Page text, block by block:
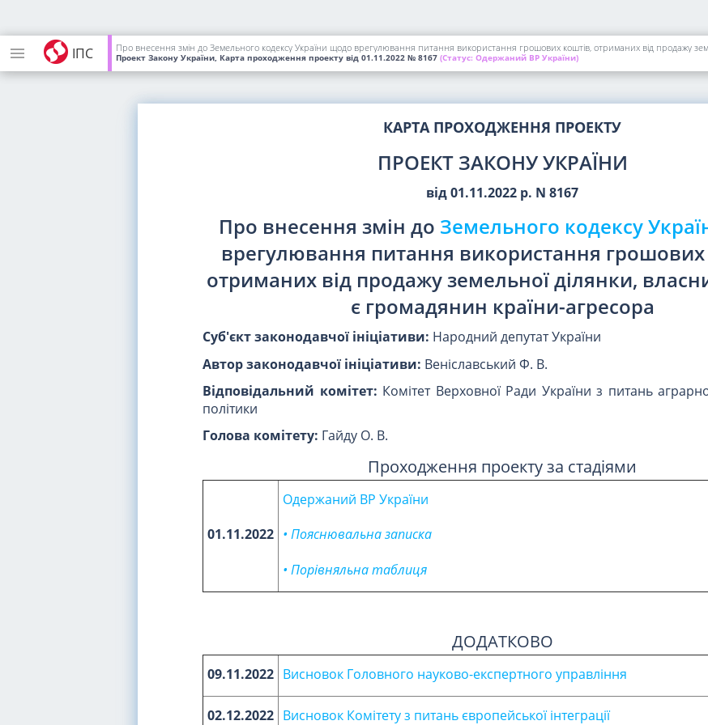
ІПС Про внесення змін до Земельного кодексу України щодо врегулювання питання використання грошових коштів, отриманих від продажу
Проект Закону України, Карта проходження проекту від 01.11.2022 № 8167 (Статус: Одержаний ВР України)
КАРТА ПРОХОДЖЕННЯ ПРОЕКТУ
ПРОЕКТ ЗАКОНУ УКРАЇНИ
від 01.11.2022 р. N 8167
Про внесення змін до Земельного кодексу
врегулювання питання використання грошових
отриманих від продажу земельної ділянки,
є громадянин країни-агресора
Суб'єкт законодавчої ініціативи: Народний депутат України
Автор законодавчої ініціативи: Веніславський Ф. В.
Відповідальний комітет: Комітет Верховної Ради України з питань
політики
Голова комітету: Гайду О. В.
Проходження проекту за стадіями
01.11.2022
Одержаний ВР України
• Пояснювальна записка
• Порівняльна таблиця
ДОДАТКОВО
09.11.2022 Висновок Головного науково-експертного управління
02.12.2022 Висновок Комітету з питань європейської інтеграції